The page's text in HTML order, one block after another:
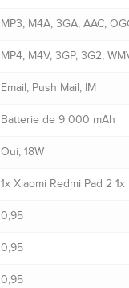
MP3, M4A, 3GA, AAC,
MP4, M4V, 3GP, 3G2,
Email, Push Mail, IM
Batterie de 9 000 mAh
Oui, 18W
1x Xiaomi Redmi Pad 2
0,95
0,95
0,95